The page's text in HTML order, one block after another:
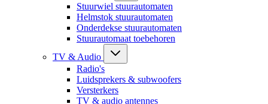
Stuurwiel stuurautomaten
Helmstok stuurautomaten
Onderdekse stuurautomaten
Stuurautomaat toebehoren
TV & Audio
Radio's
Luidsprekers & subwoofers
Versterkers
TV & audio antennes